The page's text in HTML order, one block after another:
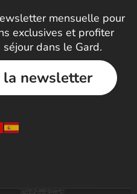
mensuelle pour
exclusives et profiter
dans le Gard.
la newsletter